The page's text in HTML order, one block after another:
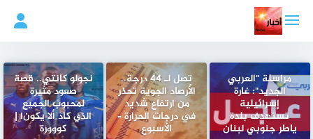
المحتوى
مراسلة "العربي
الجديد": غارة
إسرائيلية
تستهدف بلدة
ياطر جنوبي لبنان
تصل لـ 44 درجة..
الأرصاد الجوية تحذر
من ارتفاع شديد
في درجات الحرارة –
الأسبوع
نجولو كانتي.. قصة
صعود مثيرة
لمحبوب الجميع
الذي كاد ألا يكون! |
كووورة